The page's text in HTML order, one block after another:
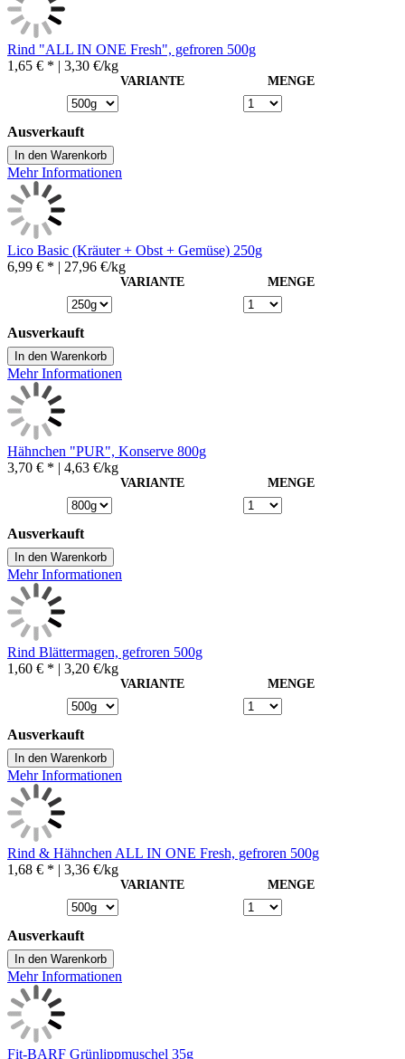
Rind "ALL IN ONE Fresh", gefroren 500g
1,65 € *
| 3,30 €/kg
VARIANTE MENGE
Ausverkauft
In den Warenkorb
Mehr Informationen
Lico Basic (Kräuter + Obst + Gemüse) 250g
6,99 € *
| 27,96 €/kg
VARIANTE MENGE
Ausverkauft
In den Warenkorb
Mehr Informationen
Hähnchen "PUR", Konserve 800g
3,70 € *
| 4,63 €/kg
VARIANTE MENGE
Ausverkauft
In den Warenkorb
Mehr Informationen
Rind Blättermagen, gefroren 500g
1,60 € *
| 3,20 €/kg
VARIANTE MENGE
Ausverkauft
In den Warenkorb
Mehr Informationen
Rind & Hähnchen ALL IN ONE Fresh, gefroren 500g
1,68 € *
| 3,36 €/kg
VARIANTE MENGE
Ausverkauft
In den Warenkorb
Mehr Informationen
Fit-BARF Grünlippmuschel 35g